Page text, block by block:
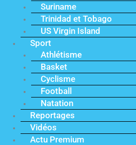
Suriname
Trinidad et Tobago
US Virgin Island
Sport
Athlétisme
Basket
Cyclisme
Football
Natation
Reportages
Vidéos
Actu Premium